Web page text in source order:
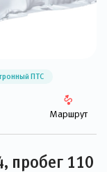
ПТС
Маршрут
пробег 110